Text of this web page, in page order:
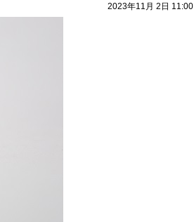
2023年11月 2日 11:00